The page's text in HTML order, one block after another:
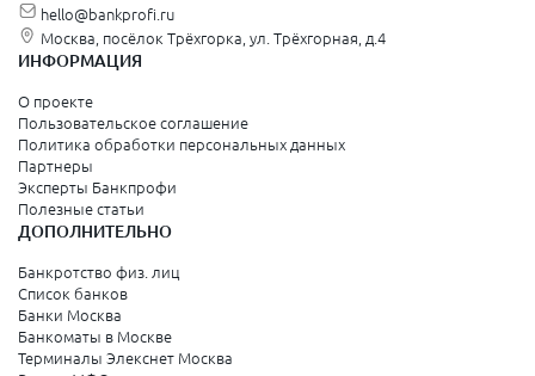
hello@bankprofi.ru
Москва, посёлок Трёхгорка, ул. Трёхгорная, д.4
ИНФОРМАЦИЯ
О проекте
Пользовательское соглашение
Политика обработки персональных данных
Партнеры
Эксперты Банкпрофи
Полезные статьи
ДОПОЛНИТЕЛЬНО
Банкротство физ. лиц
Список банков
Банки Москва
Банкоматы в Москве
Терминалы Элекснет Москва